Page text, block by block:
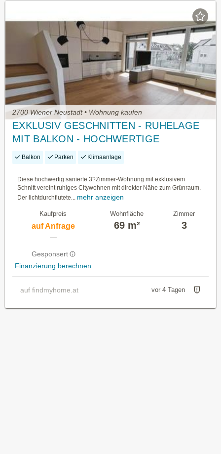
2700 Wiener Neustadt • Wohnung kaufen
EXKLUSIV GESCHNITTEN - RUHELAGE
MIT BALKON - HOCHWERTIGE
AUSSTATTUNG
Balkon Parken Klimaanlage
Diese hochwertig sanierte 3?Zimmer-Wohnung mit exklusivem
Schnitt vereint ruhiges Citywohnen mit direkter Nähe zum Grünraum.
Der lichtdurchflutete... mehr anzeigen
Kaufpreis
auf Anfrage
—
Gesponsert
Finanzierung berechnen
Wohnfläche
69 m²
Zimmer
3
auf findmyhome.at vor 4 Tagen